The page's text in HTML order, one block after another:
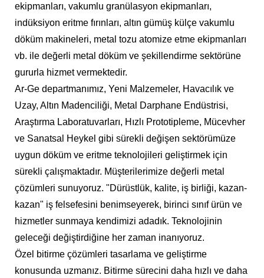
ekipmanları, vakumlu granülasyon ekipmanları,
indüksiyon eritme fırınları, altın gümüş külçe vakumlu
döküm makineleri, metal tozu atomize etme ekipmanları
vb. ile değerli metal döküm ve şekillendirme sektörüne
gururla hizmet vermektedir.
Ar-Ge departmanımız, Yeni Malzemeler, Havacılık ve
Uzay, Altın Madenciliği, Metal Darphane Endüstrisi,
Araştırma Laboratuvarları, Hızlı Prototipleme, Mücevher
ve Sanatsal Heykel gibi sürekli değişen sektörümüze
uygun döküm ve eritme teknolojileri geliştirmek için
sürekli çalışmaktadır. Müşterilerimize değerli metal
çözümleri sunuyoruz. "Dürüstlük, kalite, iş birliği, kazan-
kazan" iş felsefesini benimseyerek, birinci sınıf ürün ve
hizmetler sunmaya kendimizi adadık. Teknolojinin
geleceği değiştirdiğine her zaman inanıyoruz.
Özel bitirme çözümleri tasarlama ve geliştirme
konusunda uzmanız. Bitirme sürecini daha hızlı ve daha